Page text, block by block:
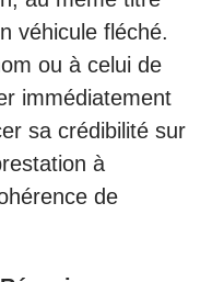
véhicule fléché.
ou à celui de
immédiatement
sa crédibilité sur
à
de